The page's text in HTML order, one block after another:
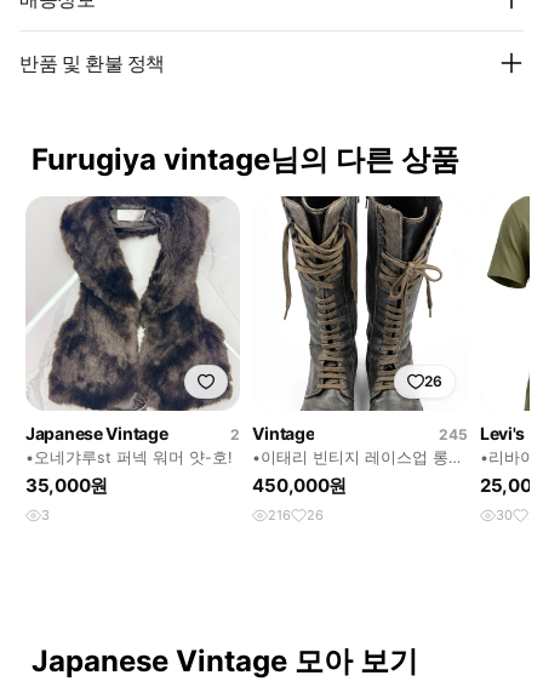
반품 및 환불 정책
Furugiya vintage님의 다른 상품
Japanese Vintage
2
•오네갸루st 퍼넥 워머 얏-호!
35,000원
3
26
Vintage
245
•이태리 빈티지 레이스업 롱부
츠
450,000원
216 26
Levi's
•리바이
티
30 2
Japanese Vintage 모아 보기